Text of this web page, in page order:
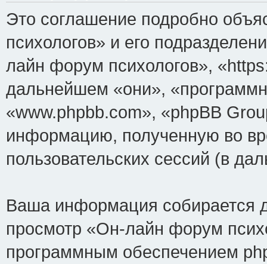
Это соглашение подробно
психологов» и его
лайн форум психологов»,
дальнейшем «они»,
«www.phpbb.com», «phpBB
информацию, полученную во
пользовательских сессий (в
Ваша информация собирается
просмотр «Он-лайн форум
программным обеспечением